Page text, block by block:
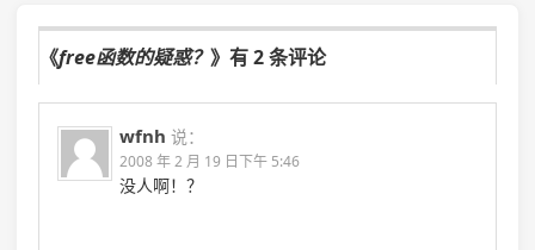
《free函数的疑惑？》有 2 条评论
wfnh 说：
2008 年 2 月 19 日下午 5:46
没人啊！？